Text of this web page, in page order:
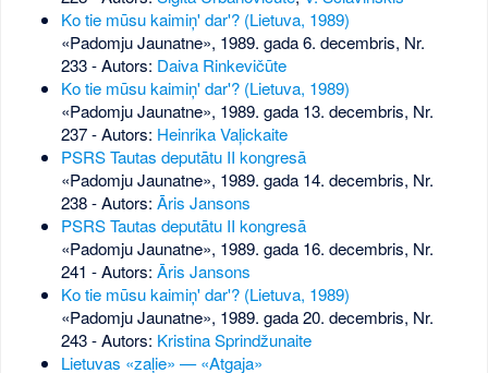
Ko tie mūsu kaimiņ' dar'? (Lietuva, 1989)
«Padomju Jaunatne», 1989. gada 6. decembris, Nr.
233- Autors: Daiva Rinkevičūte
Ko tie mūsu kaimiņ' dar'? (Lietuva, 1989)
«Padomju Jaunatne», 1989. gada 13. decembris, Nr.
237- Autors: Heinrika Vaļickaite
PSRS Tautas deputātu II kongresā
«Padomju Jaunatne», 1989. gada 14. decembris, Nr.
238- Autors: Āris Jansons
PSRS Tautas deputātu II kongresā
«Padomju Jaunatne», 1989. gada 16. decembris, Nr.
241 - Autors: Āris Jansons
Ko tie mūsu kaimiņ' dar'? (Lietuva, 1989)
«Padomju Jaunatne», 1989. gada 20. decembris, Nr.
243- Autors: Kristina Sprindžunaite
Lietuvas «zaļie» — «Atgaja»